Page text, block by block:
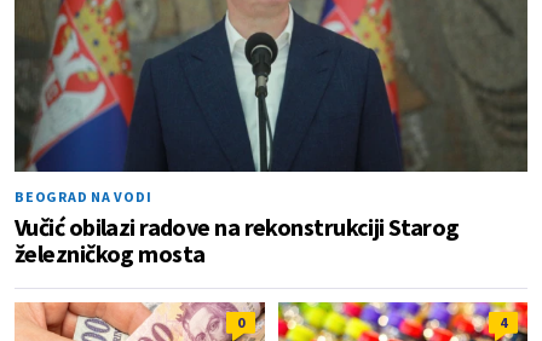
BEOGRAD NA VODI
Vučić obilazi radove na rekonstrukciji Starog
železničkog mosta
0 4